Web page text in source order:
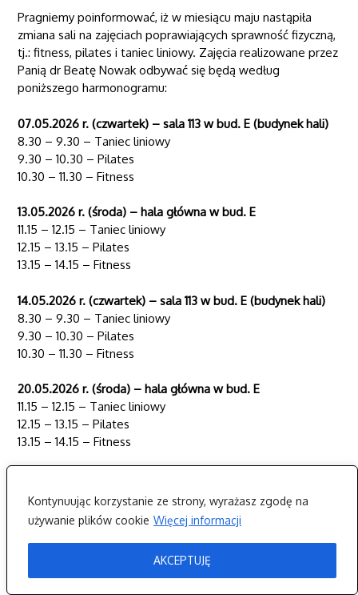
Kontynuując korzystanie ze strony, wyrażasz zgodę na
używanie plików cookie Więcej informacji
AKCEPTUJĘ
Pragniemy poinformować, iż w miesiącu maju nastąpiła
zmiana sali na zajęciach poprawiających sprawność fizyczną,
tj.: fitness, pilates i taniec liniowy. Zajęcia realizowane przez
Panią dr Beatę Nowak odbywać się będą według
poniższego harmonogramu:
07.05.2026 r. (czwartek) – sala 113 w bud. E (budynek hali)
8.30 – 9.30 – Taniec liniowy
9.30 – 10.30 – Pilates
10.30 – 11.30 – Fitness
13.05.2026 r. (środa) – hala główna w bud. E
11.15 – 12.15 – Taniec liniowy
12.15 – 13.15 – Pilates
13.15 – 14.15 – Fitness
14.05.2026 r. (czwartek) – sala 113 w bud. E (budynek hali)
8.30 – 9.30 – Taniec liniowy
9.30 – 10.30 – Pilates
10.30 – 11.30 – Fitness
20.05.2026 r. (środa) – hala główna w bud. E
11.15 – 12.15 – Taniec liniowy
12.15 – 13.15 – Pilates
13.15 – 14.15 – Fitness
8.30 – 9.30 – Taniec liniowy
9.30 – 10.30 – Pilates
10.30 – 11.30 – Fitness
Ze względu ma fakt iż sala 113 to sala sportów walki
obowiązuje zakaz wchodzenia na nią w butach. Oznacza to,